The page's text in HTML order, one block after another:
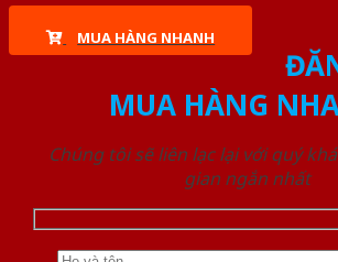
MUA HÀNG NHANH
MUA HÀNG
Chúng tôi sẽ liên lạc lại với quý
gian ngắn nhất